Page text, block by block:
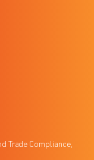
Trade Compliance,